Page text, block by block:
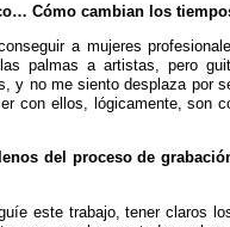
Cómo cambian los
a mujeres
palmas a artistas, pero
y no me siento desplaza por
con ellos, lógicamente, son
del proceso de
este trabajo, tener claros